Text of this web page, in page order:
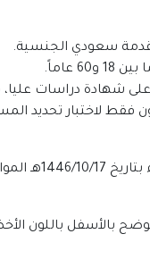
25هـ الموافق 2025/04/23م.
بالأسفل باللون